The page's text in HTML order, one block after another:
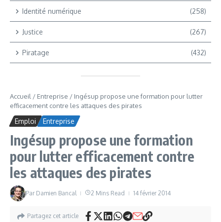
Identité numérique (258)
Justice (267)
Piratage (432)
Accueil / Entreprise / Ingésup propose une formation pour lutter
efficacement contre les attaques des pirates
Emploi Entreprise
Ingésup propose une formation
pour lutter efficacement contre
les attaques des pirates
Par Damien Bancal 2 Mins Read 14 février 2014
Partagez cet article